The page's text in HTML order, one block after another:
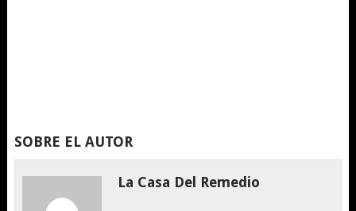
SOBRE EL AUTOR
La Casa Del Remedio